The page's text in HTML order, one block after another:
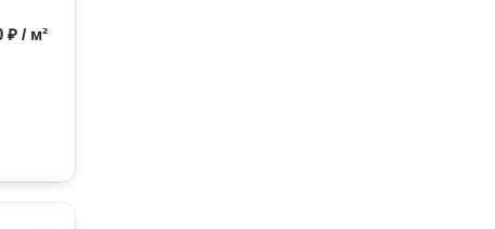
₽ / м²